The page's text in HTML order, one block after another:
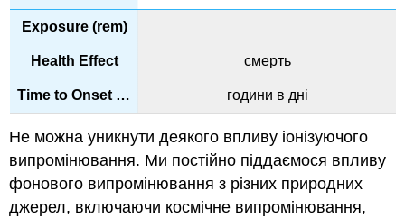
смерть
години в дні
Не можна уникнути деякого впливу іонізуючого
випромінювання. Ми постійно піддаємося впливу
фонового випромінювання з різних природних
джерел, включаючи космічне випромінювання,